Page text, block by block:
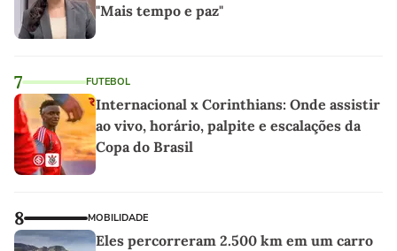
"Mais tempo e paz"
7 FUTEBOL
Internacional x Corinthians: Onde assistir
ao vivo, horário, palpite e escalações da
Copa do Brasil
8 MOBILIDADE
Eles percorreram 2.500 km em um carro